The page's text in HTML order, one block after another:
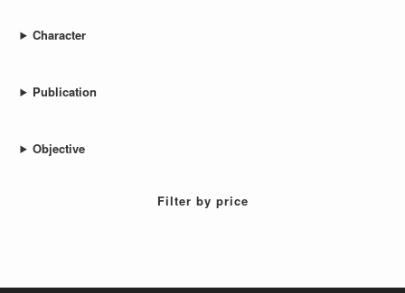
Character
Publication
Objective
Filter by price